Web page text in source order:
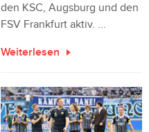
den KSC, Augsburg und den
FSV Frankfurt aktiv. ...
Weiterlesen